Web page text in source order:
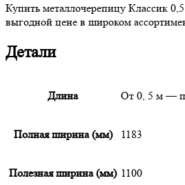
Купить металлочерепицу Классик
выгодной цене в широком
Детали
Длина От 0, 5 м —
Полная ширина (мм) 1183
Полезная ширина (мм) 1100